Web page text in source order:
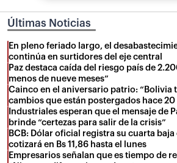
Últimas Noticias
En pleno feriado largo, el
continúa en surtidores del eje central
Paz destaca caída del riesgo país de
menos de nueve meses”
Cainco en el aniversario patrio: “Bolivia
cambios que están postergados hace 20
Industriales esperan que el mensaje de
brinde “certezas para salir de la crisis”
BCB: Dólar oficial registra su cuarta
cotizará en Bs 11,86 hasta el lunes
Empresarios señalan que es tiempo de